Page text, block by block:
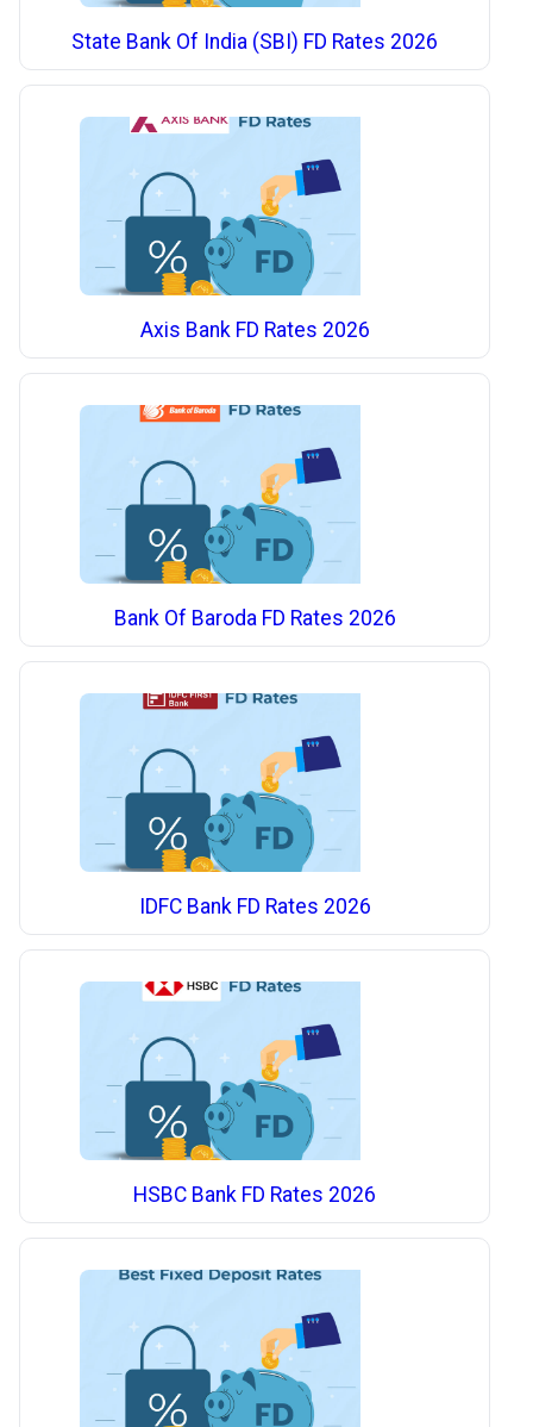
State Bank Of India (SBI) FD Rates 2026
Axis Bank FD Rates 2026
Bank Of Baroda FD Rates 2026
IDFC Bank FD Rates 2026
HSBC Bank FD Rates 2026